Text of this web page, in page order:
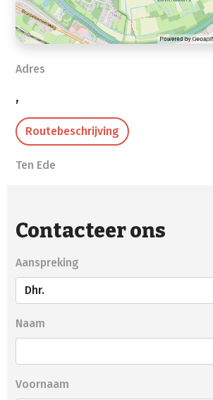
Adres
,
Routebeschrijving
Ten Ede
Contacteer ons
Aanspreking
Naam
Voornaam